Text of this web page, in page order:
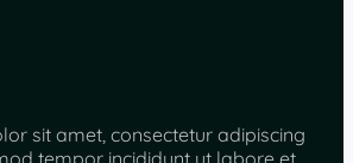
sit amet, consectetur adipiscing